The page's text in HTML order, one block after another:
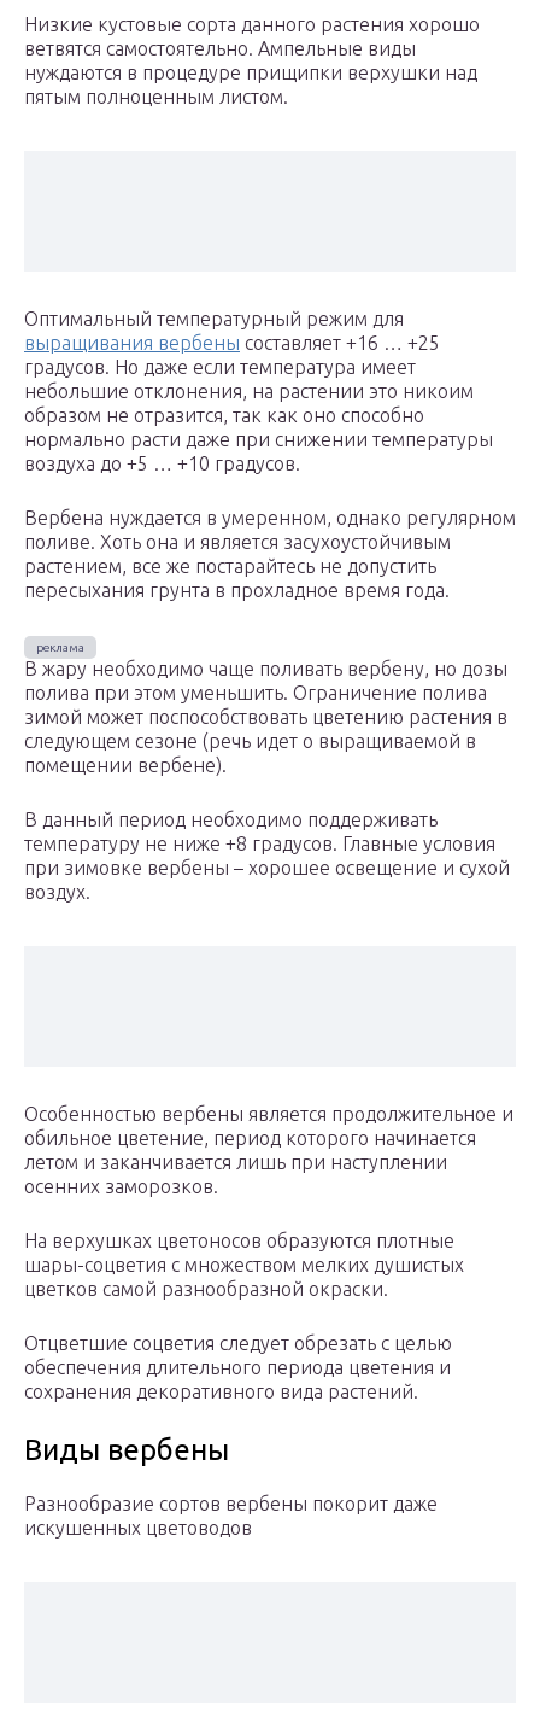
Низкие кустовые сорта данного растения хорошо
ветвятся самостоятельно. Ампельные виды
нуждаются в процедуре прищипки верхушки над
пятым полноценным листом.
Оптимальный температурный режим для
выращивания вербены составляет +16 … +25
градусов. Но даже если температура имеет
небольшие отклонения, на растении это никоим
образом не отразится, так как оно способно
нормально расти даже при снижении температуры
воздуха до +5 … +10 градусов.
Вербена нуждается в умеренном, однако регулярном
поливе. Хоть она и является засухоустойчивым
растением, все же постарайтесь не допустить
пересыхания грунта в прохладное время года.
В жару необходимо чаще поливать вербену, но дозы
полива при этом уменьшить. Ограничение полива
зимой может поспособствовать цветению растения в
следующем сезоне (речь идет о выращиваемой в
помещении вербене).
В данный период необходимо поддерживать
температуру не ниже +8 градусов. Главные условия
при зимовке вербены – хорошее освещение и сухой
воздух.
Особенностью вербены является продолжительное и
обильное цветение, период которого начинается
летом и заканчивается лишь при наступлении
осенних заморозков.
На верхушках цветоносов образуются плотные
шары-соцветия с множеством мелких душистых
цветков самой разнообразной окраски.
Отцветшие соцветия следует обрезать с целью
обеспечения длительного периода цветения и
сохранения декоративного вида растений.
Виды вербены
Разнообразие сортов вербены покорит даже
искушенных цветоводов